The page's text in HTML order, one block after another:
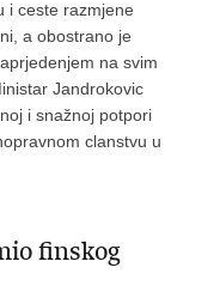
i ceste razmjene
a obostrano je
na svim
Jandrokovic
i snažnoj potpori
clanstvu u
finskog